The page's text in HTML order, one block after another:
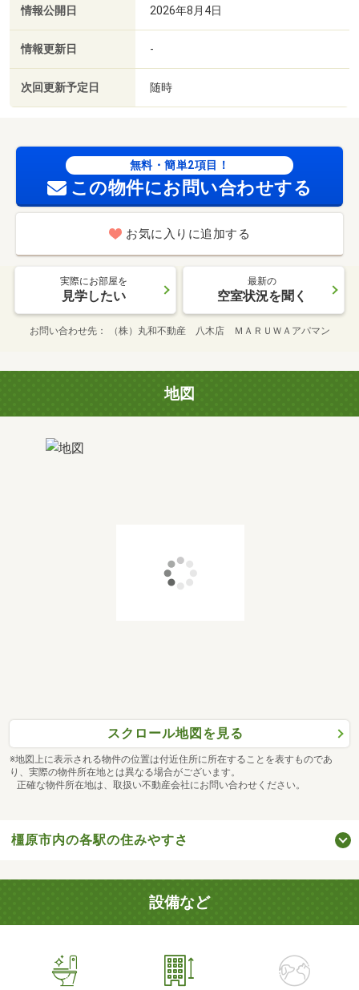
情報公開日 2026年8月4日
情報更新日 -
次回更新予定日 随時
無料・簡単2項目！
この物件にお問い合わせする
お気に入りに追加する
実際にお部屋を
見学したい
最新の
空室状況を聞く
お問い合わせ先 （株）丸和不動産 八木店 ＭＡＲＵＷＡアパマン
地図
スクロール地図を見る
※地図上に表示される物件の位置は付近住所に所在することを表すものであ
り、実際の物件所在地とは異なる場合がございます。
正確な物件所在地は、取扱い不動産会社にお問い合わせください。
橿原市内の各駅の住みやすさ
設備など